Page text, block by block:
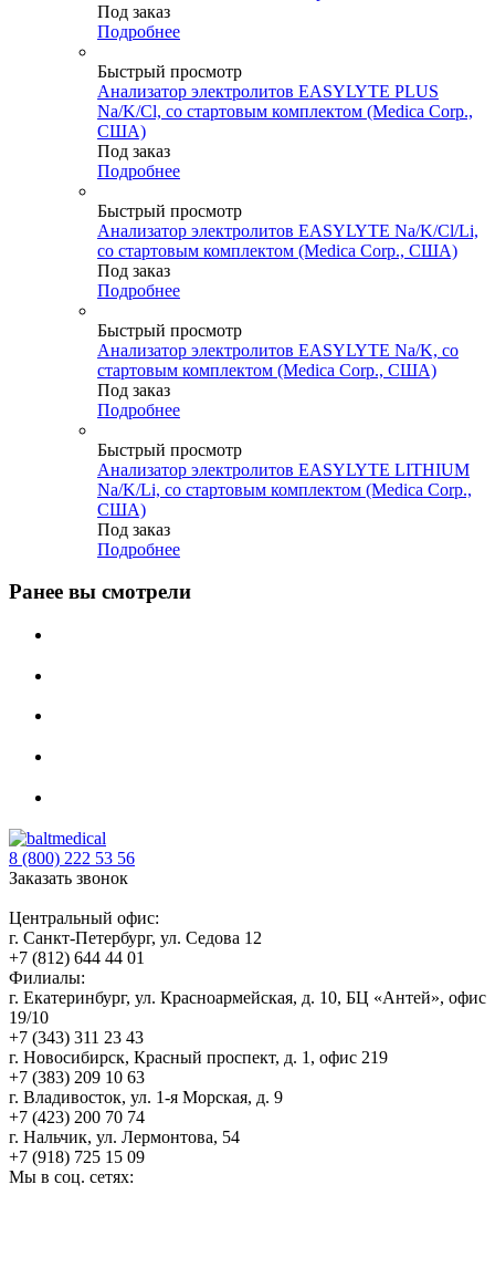
Под заказ
Подробнее
Быстрый просмотр
Анализатор электролитов EASYLYTE PLUS
Na/K/Cl, со стартовым комплектом (Medica Corp.,
США)
Под заказ
Подробнее
Быстрый просмотр
Анализатор электролитов EASYLYTE Na/K/Cl/Li,
со стартовым комплектом (Medica Corp., США)
Под заказ
Подробнее
Быстрый просмотр
Анализатор электролитов EASYLYTE Na/K, со
стартовым комплектом (Medica Corp., США)
Под заказ
Подробнее
Быстрый просмотр
Анализатор электролитов EASYLYTE LITHIUM
Na/K/Li, со стартовым комплектом (Medica Corp.,
США)
Под заказ
Подробнее
Ранее вы смотрели
8 (800) 222 53 56
Заказать звонок
Центральный офис:
г. Санкт-Петербург, ул. Седова 12
+7 (812) 644 44 01
Филиалы:
г. Екатеринбург, ул. Красноармейская, д. 10, БЦ «Антей», офис
19/10
+7 (343) 311 23 43
г. Новосибирск, Красный проспект, д. 1, офис 219
+7 (383) 209 10 63
г. Владивосток, ул. 1-я Морская, д. 9
+7 (423) 200 70 74
г. Нальчик, ул. Лермонтова, 54
+7 (918) 725 15 09
Мы в соц. сетях: